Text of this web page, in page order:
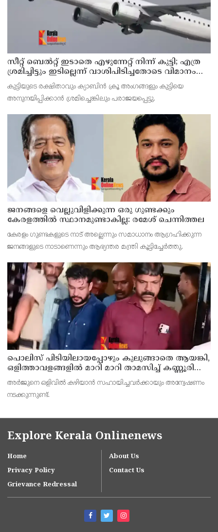
സീറ്റ് ബെല്‍റ്റ് ഇടാതെ എഴുന്നേറ്റ് നിന്ന് കുട്ടി; എത്ര
ശ്രമിച്ചിട്ടും ഇടില്ലെന്ന് വാശിപിടിച്ചതോടെ വിമാനം
റദ്ദാക്കി
കുട്ടിയുടെ രക്ഷിതാവും ക്യാബിന്‍ ക്രൂ അംഗങ്ങളും കുട്ടിയെ
അനുനയിപ്പിക്കാന്‍ ശ്രമിച്ചെങ്കിലും പരാജയപ്പെട്ടു.
ജനങ്ങളെ വെല്ലുവിളിക്കുന്ന ഒരു ഗുണ്ടക്കും
കേരളത്തില്‍ സ്ഥാനമുണ്ടാകില്ല: രമേശ് ചെന്നിത്തല
കേരളം ഗുണ്ടകളുടെ നാട് അല്ലെന്നും സമാധാനം ആഗ്രഹിക്കുന്ന
ജനങ്ങളുടെ നാടാണെന്നും ആഭ്യന്തര മന്ത്രി കൂട്ടിച്ചേര്‍ത്തു.
പൊലിസ് പിടിയിലായപ്പോഴും കുലുങ്ങാതെ ആയങ്കി,
ഒളിത്താവളങ്ങളില്‍ മാറി മാറി താമസിച്ച് കണ്ണൂരിലെ
ക്വട്ടേഷന്‍ നേതാവ്
അര്‍ജുനെ ഒളിവില്‍ കഴിയാന്‍ സഹായിച്ചവര്‍ക്കായും അന്വേഷണം
നടക്കുന്നുണ്ട്.
Explore Kerala Onlinenews
Home
About Us
Privacy Policy
Contact Us
Grievance Redressal